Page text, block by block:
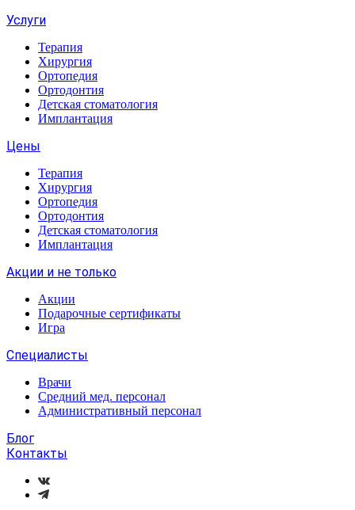
Услуги
Терапия
Хирургия
Ортопедия
Ортодонтия
Детская стоматология
Имплантация
Цены
Терапия
Хирургия
Ортопедия
Ортодонтия
Детская стоматология
Имплантация
Акции и не только
Акции
Подарочные сертификаты
Игра
Специалисты
Врачи
Средний мед. персонал
Административный персонал
Блог
Контакты